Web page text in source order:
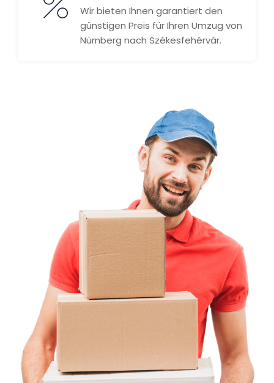
Wir bieten Ihnen garantiert den
günstigen Preis für Ihren Umzug von
Nürnberg nach Székesfehérvár.